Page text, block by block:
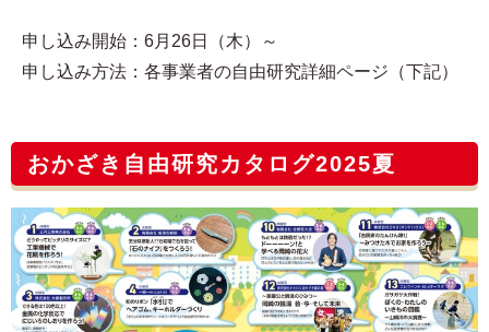
申し込み開始：6月26日（木）～
申し込み方法：各事業者の自由研究詳細ページ（下記）
おかざき自由研究カタログ2025夏